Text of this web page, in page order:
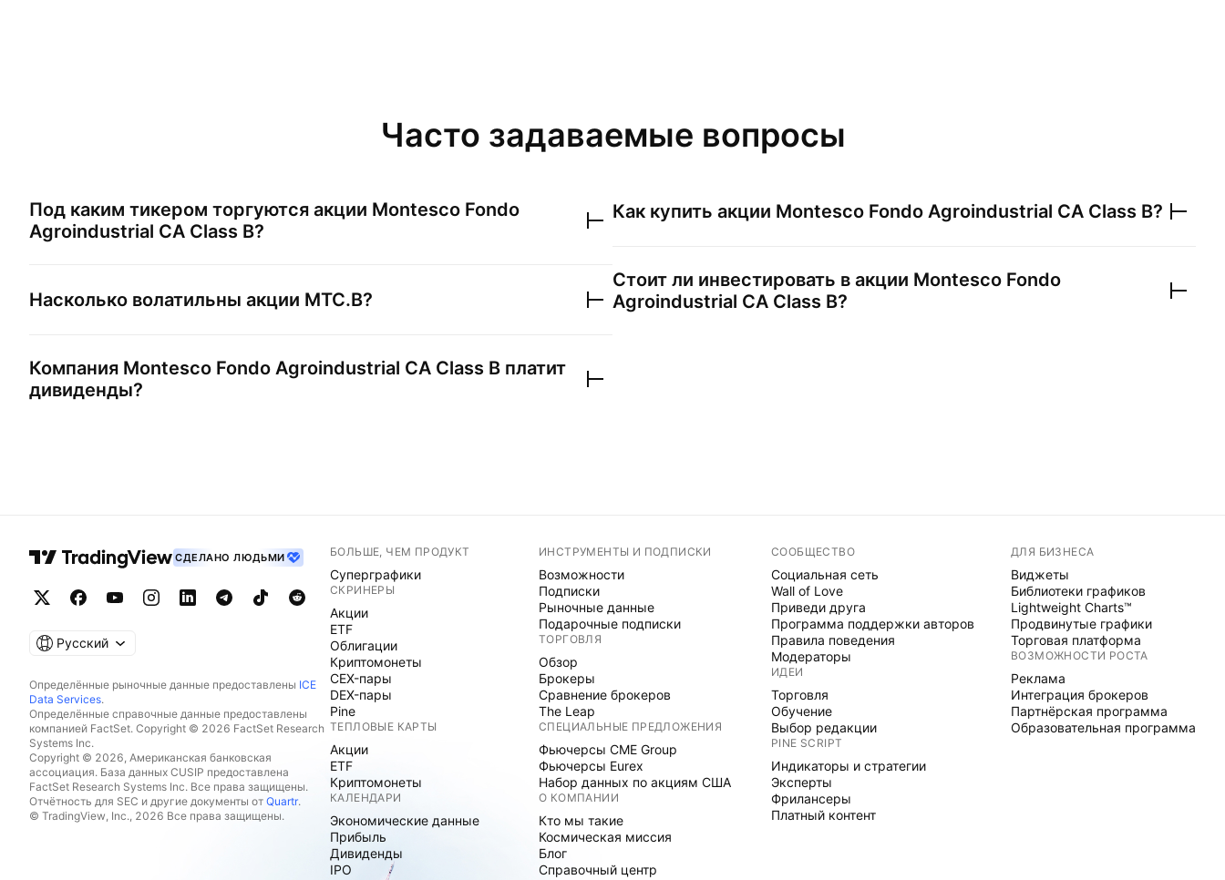
Часто задаваемые вопросы
Под каким тикером торгуются акции Montesco Fondo
Agroindustrial CA Class B?
Насколько волатильны акции MTC.B?
Компания Montesco Fondo Agroindustrial CA Class B платит
дивиденды?
Как купить акции Montesco Fondo Agroindustrial CA Class B?
Стоит ли инвестировать в акции Montesco Fondo
Agroindustrial CA Class B?
СДЕЛАНО ЛЮДЬМИ
Русский
Определённые рыночные данные предоставлены ICE
Data Services.
Определённые справочные данные предоставлены
компанией FactSet. Copyright © 2026 FactSet Research
Systems Inc.
Copyright © 2026, Американская банковская
ассоциация. База данных CUSIP предоставлена
FactSet Research Systems Inc. Все права защищены.
Отчётность для SEC и другие документы от Quartr.
© TradingView, Inc., 2026 Все права защищены.
БОЛЬШЕ, ЧЕМ ПРОДУКТ
Суперграфики
СКРИНЕРЫ
Акции
ETF
Облигации
Криптомонеты
CEX-пары
DEX-пары
Pine
ТЕПЛОВЫЕ КАРТЫ
Акции
ETF
Криптомонеты
КАЛЕНДАРИ
Экономические данные
Прибыль
Дивиденды
IPO
ИНСТРУМЕНТЫ И ПОДПИСКИ
Возможности
Подписки
Рыночные данные
Подарочные подписки
ТОРГОВЛЯ
Обзор
Брокеры
Сравнение брокеров
The Leap
СПЕЦИАЛЬНЫЕ ПРЕДЛОЖЕНИЯ
Фьючерсы CME Group
Фьючерсы Eurex
Набор данных по акциям США
О КОМПАНИИ
Кто мы такие
Космическая миссия
Блог
Справочный центр
СООБЩЕСТВО
Социальная сеть
Wall of Love
Приведи друга
Программа поддержки авторов
Правила поведения
Модераторы
ИДЕИ
Торговля
Обучение
Выбор редакции
PINE SCRIPT
Индикаторы и стратегии
Эксперты
Фрилансеры
Платный контент
ДЛЯ БИЗНЕСА
Виджеты
Библиотеки графиков
Lightweight Charts™
Продвинутые графики
Торговая платформа
ВОЗМОЖНОСТИ РОСТА
Реклама
Интеграция брокеров
Партнёрская программа
Образовательная программа